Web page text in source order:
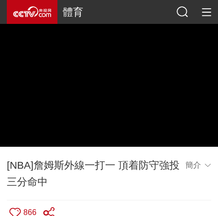
體育
[NBA]詹姆斯外線一打一 頂着防守強投
三分命中
簡介
866